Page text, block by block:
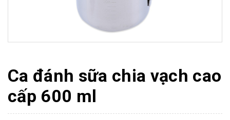
Ca đánh sữa chia vạch cao
cấp 600 ml